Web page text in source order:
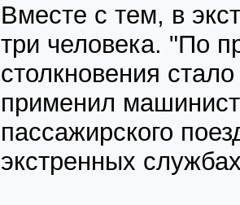
Вместе с тем, в
три человека. "По
столкновения
применил
пассажирского
экстренных